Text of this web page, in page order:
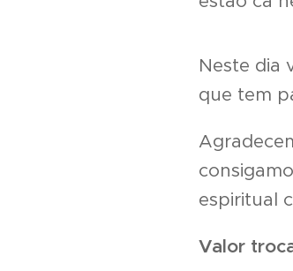
Neste dia
que tem
espiritual
Valor